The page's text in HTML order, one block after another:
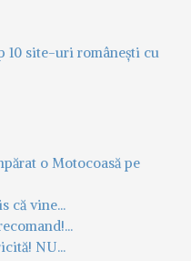
10 site-uri românești cu
o Motocoasă pe
că vine...
NU...